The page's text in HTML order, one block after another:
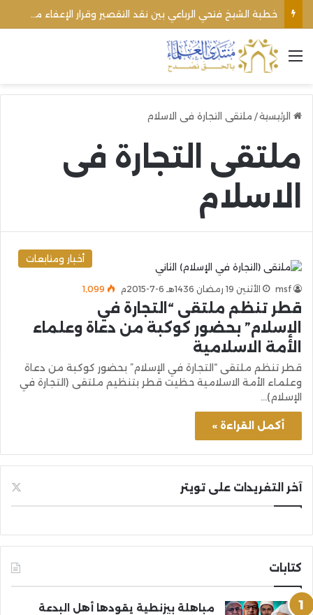
القائمة
الرئيسية/ ملتقى التجارة فى الاسلام
ملتقى التجارة فى
الاسلام
أخبار ومتابعات
msf الأثنين 19 رمضان 1436هـ 6-7-2015م 1٬099
قطر تنظم ملتقى “التجارة في
الإسلام” بحضور كوكبة من دعاة وعلماء
الأمة الاسلامية
قطر تنظم ملتقى “التجارة في الإسلام” بحضور كوكبة من دعاة
وعلماء الأمة الاسلامية حظيت قطر بتنظيم ملتقى (التجارة في
الإسلام)…
أكمل القراءة »
آخر التغريدات على تويتر
كتابات
مباهلة بيزنطية يقودها أهل البدعة